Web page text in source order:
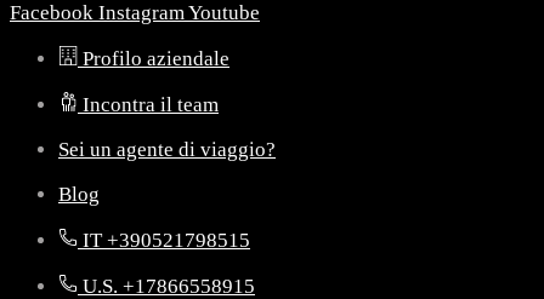
Facebook InstagramYoutube
Profilo aziendale
Incontra il team
Sei un agente di viaggio?
Blog
IT +390521798515
U.S. +17866558915